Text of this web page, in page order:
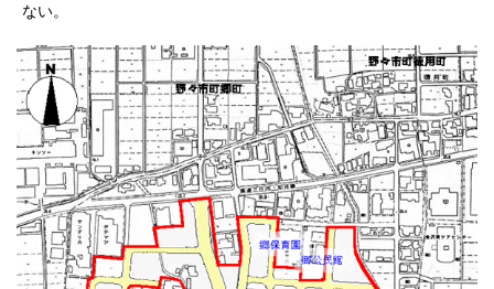
ない。